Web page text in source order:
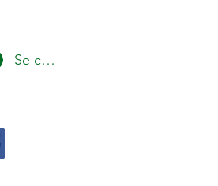
Se connecter